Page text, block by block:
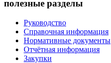
полезные разделы
Руководство
Справочная информация
Нормативные документы
Отчётная информация
Закупки